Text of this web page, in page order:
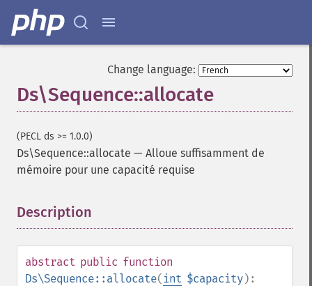
Change language:
Ds\Sequence::allocate
(PECL ds >= 1.0.0)
Ds\Sequence::allocate — Alloue suffisamment de
mémoire pour une capacité requise
Description
abstract public function
Ds\Sequence::allocate( int $capacity):